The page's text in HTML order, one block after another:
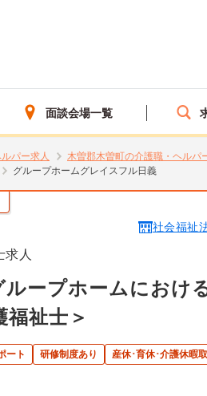
面談会場一覧
パー求人
木曽郡木曽町の介護職・ヘルパ
グループホームグレイスフル日義
社会福祉
人
ープホームにおけ
祉士＞
ート 研修制度あり
産休･育休･介護休暇